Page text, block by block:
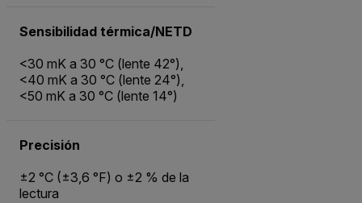
Sensibilidad térmica/NETD
<30 mK a 30 °C (lente 42°),
<40 mK a 30 °C (lente 24°),
<50 mK a 30 °C (lente 14°)
Precisión
±2 °C (±3,6 °F) o ±2 % de la
lectura